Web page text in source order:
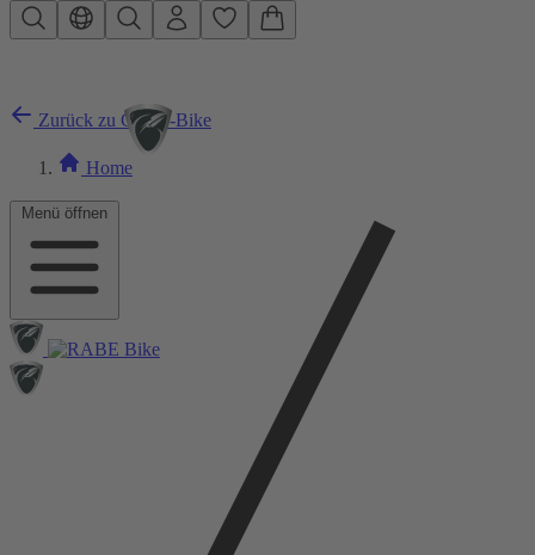
Zum Hauptinhalt springen
Menü öffnen
Zurück zu City E-Bike
Home